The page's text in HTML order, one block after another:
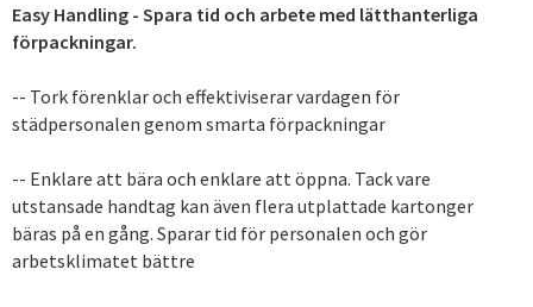
Easy Handling - Spara tid och arbete med lätthanterliga
förpackningar.
-- Tork förenklar och effektiviserar vardagen för
städpersonalen genom smarta förpackningar
-- Enklare att bära och enklare att öppna. Tack vare
utstansade handtag kan även flera utplattade kartonger
bäras på en gång. Sparar tid för personalen och gör
arbetsklimatet bättre